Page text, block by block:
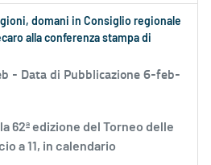
domani in Consiglio regionale
alla conferenza stampa di
- Data di Pubblicazione 6-feb-
la 62ª edizione del Torneo delle
a 11, in calendario